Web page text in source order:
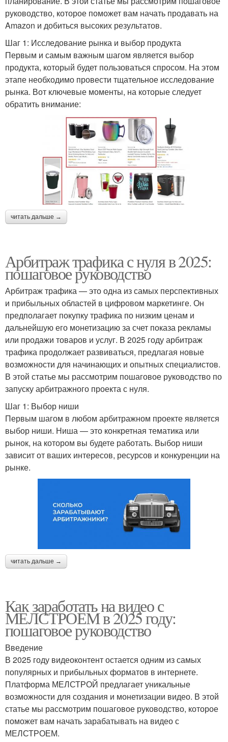
руководство, которое поможет вам начать продавать на
Amazon и добиться высоких результатов.
Шаг 1: Исследование рынка и выбор продукта
Первым и самым важным шагом является выбор
продукта, который будет пользоваться спросом. На этом
этапе необходимо провести тщательное исследование
рынка. Вот ключевые моменты, на которые следует
обратить внимание:
читать дальше →
Арбитраж трафика с нуля в 2025:
пошаговое руководство
Арбитраж трафика — это одна из самых перспективных
и прибыльных областей в цифровом маркетинге. Он
предполагает покупку трафика по низким ценам и
дальнейшую его монетизацию за счет показа рекламы
или продажи товаров и услуг. В 2025 году арбитраж
трафика продолжает развиваться, предлагая новые
возможности для начинающих и опытных специалистов.
В этой статье мы рассмотрим пошаговое руководство по
запуску арбитражного проекта с нуля.
Шаг 1: Выбор ниши
Первым шагом в любом арбитражном проекте является
выбор ниши. Ниша — это конкретная тематика или
рынок, на котором вы будете работать. Выбор ниши
зависит от ваших интересов, ресурсов и конкуренции на
рынке.
читать дальше →
Как заработать на видео с
МЕЛСТРОЕМ в 2025 году:
пошаговое руководство
Введение
В 2025 году видеоконтент остается одним из самых
популярных и прибыльных форматов в интернете.
Платформа МЕЛСТРОЙ предлагает уникальные
возможности для создания и монетизации видео. В этой
статье мы рассмотрим пошаговое руководство, которое
поможет вам начать зарабатывать на видео с
МЕЛСТРОЕМ.